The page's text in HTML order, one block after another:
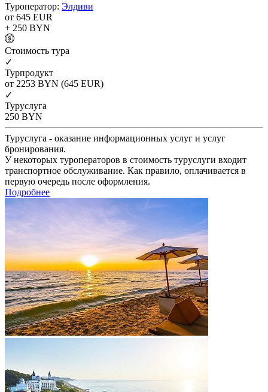
Туроператор: Элдиви
от 645 EUR
+ 250 BYN
Cтоимость тура
✓
Турпродукт
от 2253 BYN (645 EUR)
✓
Туруслуга
250 BYN
Туруслуга - оказание информационных услуг и услуг
бронирования.
У некоторых туроператоров в стоимость туруслуги входит
транспортное обслуживание. Как правило, оплачивается в
первую очередь после оформления.
Подробнее